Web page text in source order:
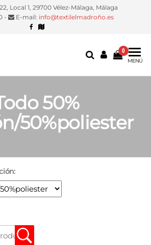
Local 1, 29700 Vélez-Málaga, Málaga
-
E-mail: info@textilelmadroño.es
0
MENÚ
50%
50%poliester